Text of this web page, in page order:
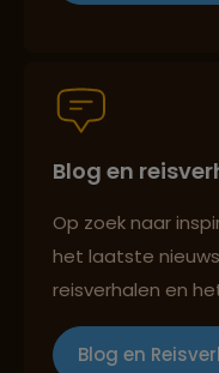
Best
Reizen met
Blog en
Op zoek naar
het laatste
reisverhalen en
Blog en